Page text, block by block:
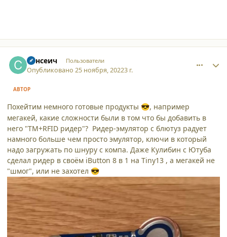
Сансеич Пользователи
Опубликовано25 ноября, 20223 г.
АВТОР
Похейтим немного готовые продукты 😎, например
мегакей, какие сложности были в том что бы добавить в
него "ТМ+RFID ридер"? Ридер-эмулятор с блютуз радует
намного больше чем просто эмулятор, ключи в который
надо загружать по шнуру с компа. Даже Кулибин с Ютуба
сделал ридер в своём iButton 8 в 1 на Tiny13 , а мегакей не
"шмог", или не захотел 😎